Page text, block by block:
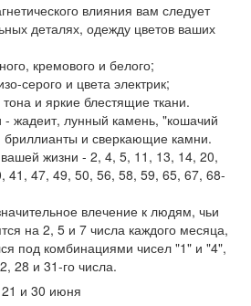
влияния вам следует
деталях, одежду цветов ваших
кремового и белого;
серого и цвета электрик;
и яркие блестящие ткани.
жадеит, лунный камень, "кошачий
бриллианты и сверкающие камни.
жизни - 2, 4, 5, 11, 13, 14, 20,
41, 47, 49, 50, 56, 58, 59, 65, 67, 68-
влечение к людям, чьи
на 2, 5 и 7 числа каждого месяца,
под комбинациями чисел "1" и "4",
28 и 31-го числа.
и 30 июня